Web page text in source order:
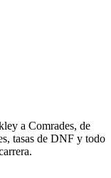
a Comrades, de
tasas de DNF y todo